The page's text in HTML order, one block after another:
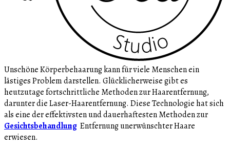
Unschöne Körperbehaarung kann für viele Menschen ein
lästiges Problem darstellen. Glücklicherweise gibt es
heutzutage fortschrittliche Methoden zur Haarentfernung,
darunter die Laser-Haarentfernung. Diese Technologie hat sich
als eine der effektivsten und dauerhaftesten Methoden zur
Gesichtsbehandlung Entfernung unerwünschter Haare
erwiesen.